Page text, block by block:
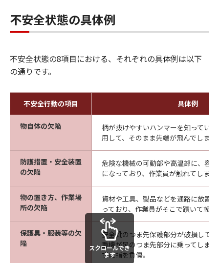
不安全状態の具体例
不安全状態の8項目における、それぞれの具体例は以下
の通りです。
不安全行動の項目 具体例
物自体の欠陥
柄が抜けやすいハンマーを知ってい
用して、そのまま先端が飛んでしま
防護措置・安全装置
の欠陥
危険な機械の可動部や高温部に、容
になっており、作業員が触れてしま
物の置き方、作業場
所の欠陥
資材や工具、製品などを通路に放置
っており、作業員がそこで躓いて転倒
保護具・服装等の欠
陥
安全靴のつま先保護部分が破損して
重機が足のつま先部分に乗ってしま
ずに指を負傷。
スクロールでき
ます